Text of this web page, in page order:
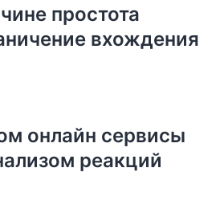
простота
вхождения
онлайн сервисы
реакций